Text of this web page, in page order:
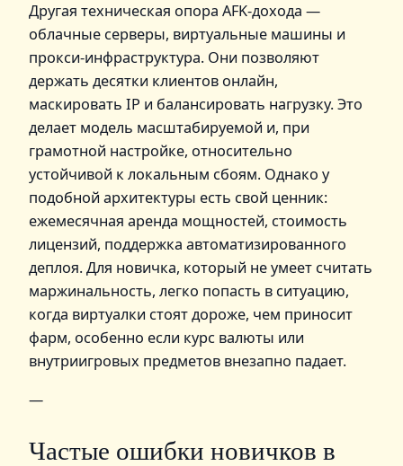
Другая техническая опора AFK‑дохода —
облачные серверы, виртуальные машины и
прокси‑инфраструктура. Они позволяют
держать десятки клиентов онлайн,
маскировать IP и балансировать нагрузку. Это
делает модель масштабируемой и, при
грамотной настройке, относительно
устойчивой к локальным сбоям. Однако у
подобной архитектуры есть свой ценник:
ежемесячная аренда мощностей, стоимость
лицензий, поддержка автоматизированного
деплоя. Для новичка, который не умеет считать
маржинальность, легко попасть в ситуацию,
когда виртуалки стоят дороже, чем приносит
фарм, особенно если курс валюты или
внутриигровых предметов внезапно падает.
—
Частые ошибки новичков в